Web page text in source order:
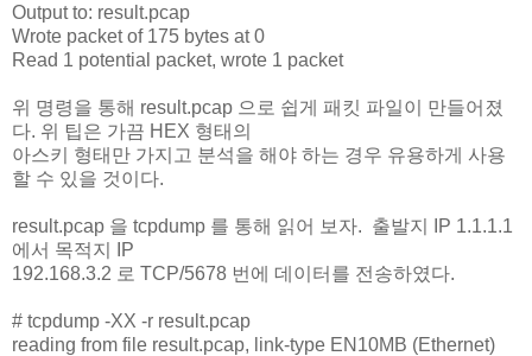
Output to: result.pcap
Wrote packet of 175 bytes at 0
Read 1 potential packet, wrote 1 packet
위 명령을 통해 result.pcap 으로 쉽게 패킷 파일이 만들어졌
다. 위 팁은 가끔 HEX 형태의
아스키 형태만 가지고 분석을 해야 하는 경우 유용하게 사용
할 수 있을 것이다.
result.pcap 을 tcpdump 를 통해 읽어 보자. 출발지 IP 1.1.1.1
에서 목적지 IP
192.168.3.2 로 TCP/5678 번에 데이터를 전송하였다.
# tcpdump -XX -r result.pcap
reading from file result.pcap, link-type EN10MB (Ethernet)